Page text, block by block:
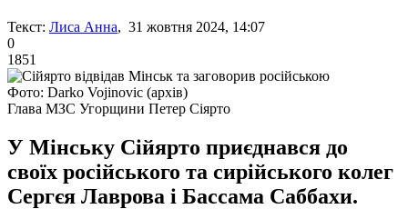
Текст: Лиса Анна, 31 жовтня 2024, 14:07
0
1851
Фото: Darko Vojinovic (архів)
Глава МЗС Угорщини Петер Сіярто
У Мінську Сійярто приєднався до
своїх російського та сирійського колег
Сергєя Лаврова і Бассама Саббахи.